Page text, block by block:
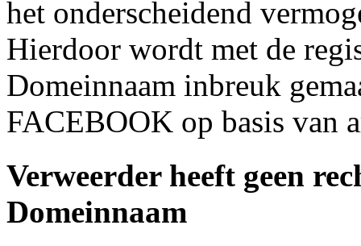
het onderscheidend
Hierdoor wordt met de
Domeinnaam inbreuk
FACEBOOK op basis van
Verweerder heeft geen
Domeinnaam